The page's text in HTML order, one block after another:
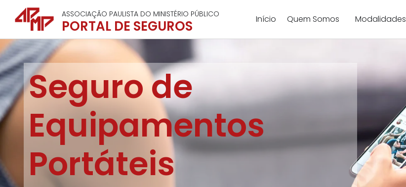
ASSOCIAÇÃO PAULISTA DO MINISTÉRIO PÚBLICO
PORTAL DE SEGUROS Início Quem Somos Modalidades
Seguro de
Equipamentos
Portáteis